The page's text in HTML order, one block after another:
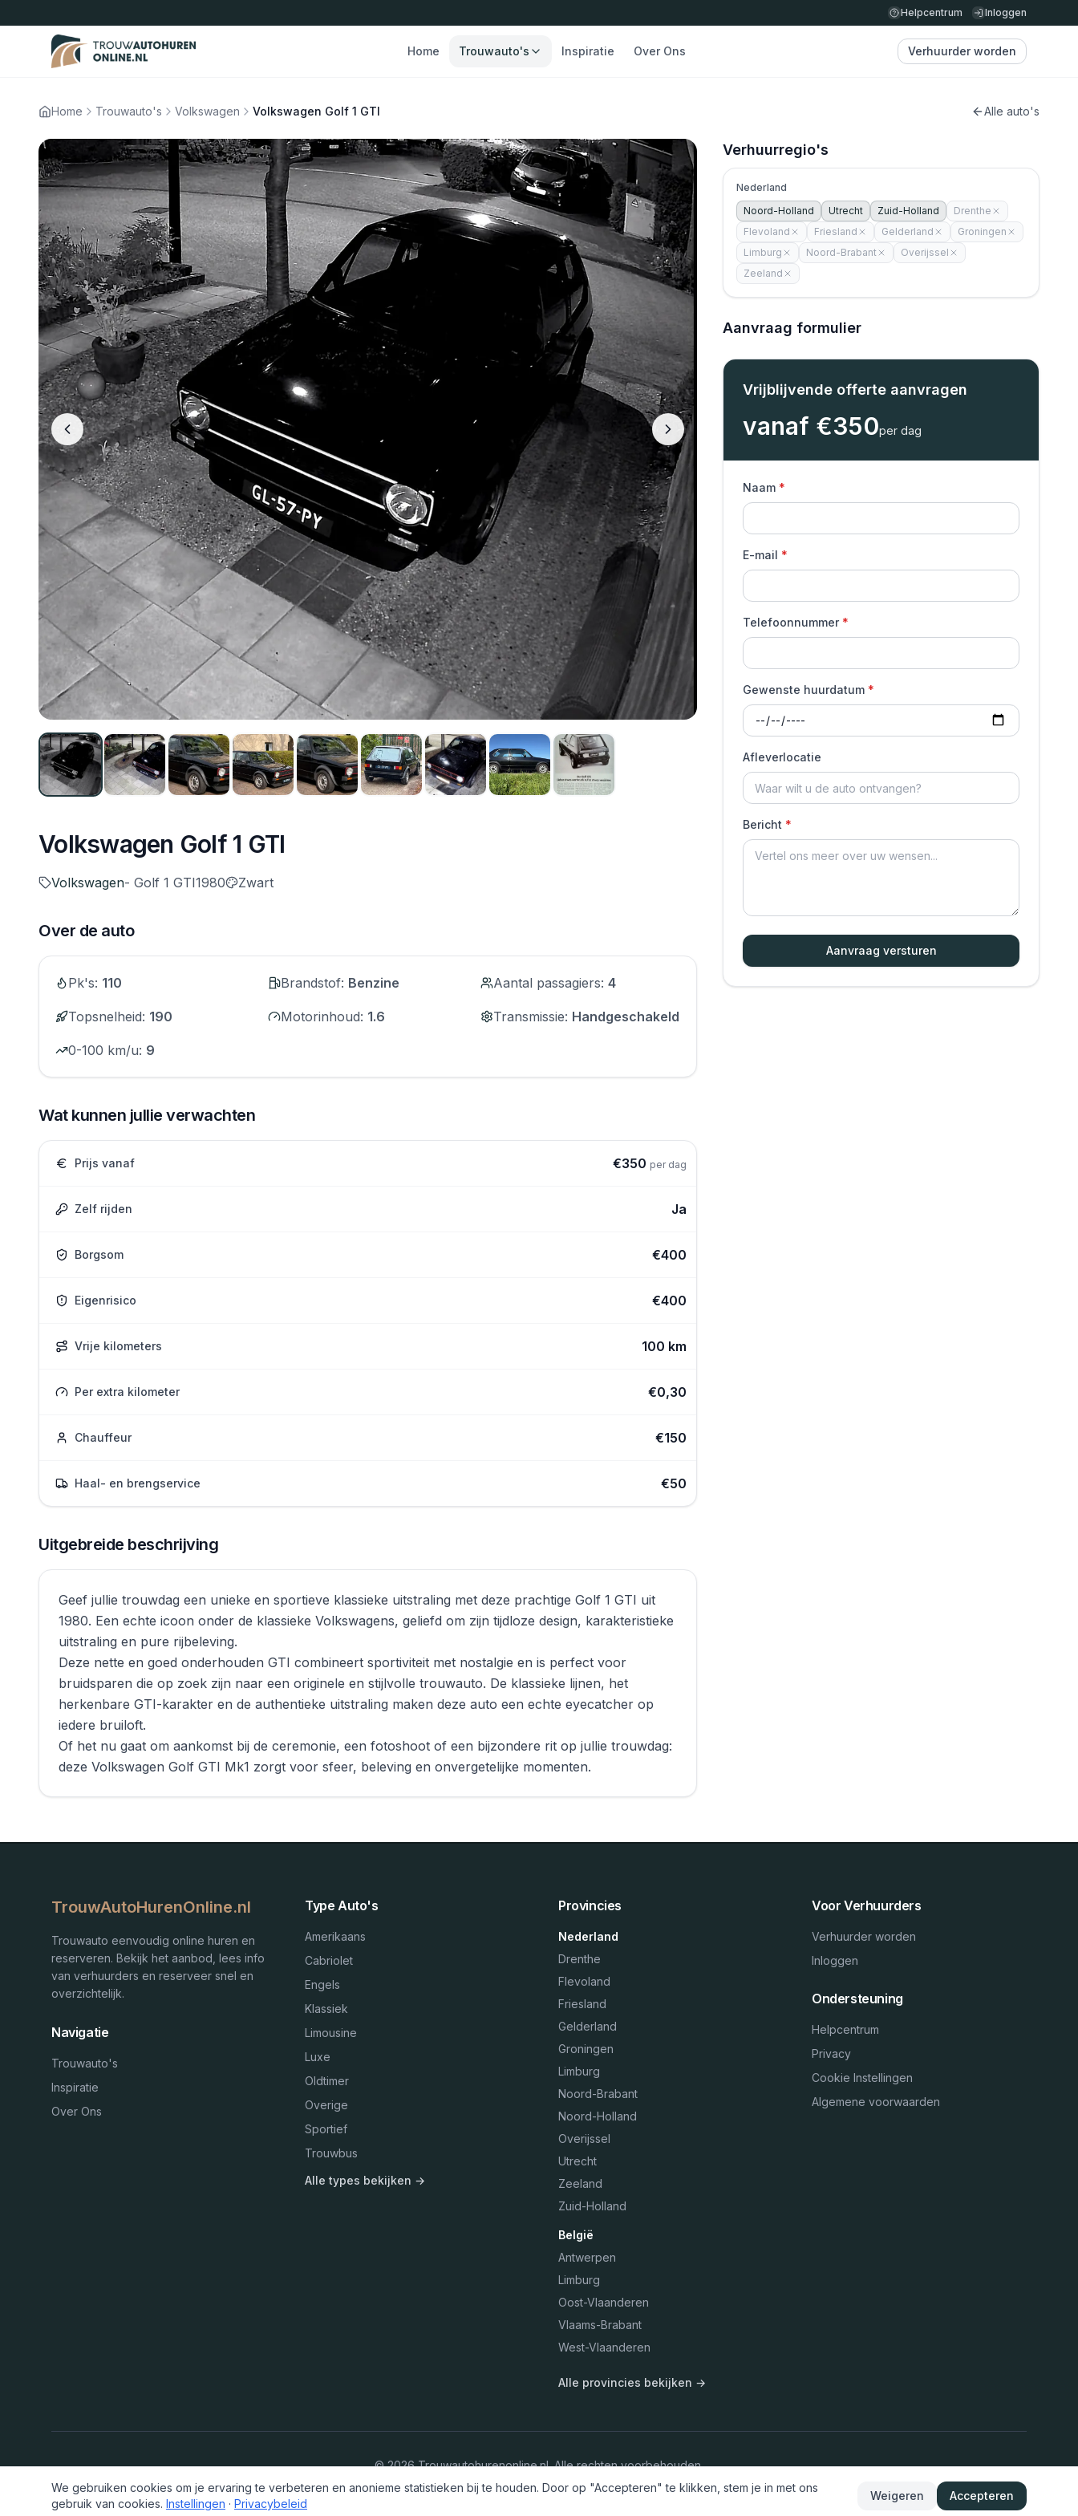
Helpcentrum Inloggen
Home Trouwauto's Inspiratie Over Ons Verhuurder worden
Home Trouwauto's Volkswagen Volkswagen Golf 1 GTI Alle auto's
Volkswagen Golf 1 GTI
Volkswagen- Golf 1 GTI1980 Zwart
Over de auto
Pk's: 110 Brandstof: Benzine Aantal passagiers:4
Topsnelheid: 190 Motorinhoud: 1.6 Transmissie: Handgeschakeld
0-100 km/u: 9
Wat kunnen jullie verwachten
Prijs vanaf €350 per dag
Zelf rijden Ja
Borgsom €400
Eigenrisico €400
Vrije kilometers 100 km
Per extra kilometer €0,30
Chauffeur €150
Haal- en brengservice €50
Uitgebreide beschrijving
Geef jullie trouwdag een unieke en sportieve klassieke uitstraling met deze prachtige Golf 1 GTI uit
1980. Een echte icoon onder de klassieke Volkswagens, geliefd om zijn tijdloze design, karakteristieke
uitstraling en pure rijbeleving.
Deze nette en goed onderhouden GTI combineert sportiviteit met nostalgie en is perfect voor
bruidsparen die op zoek zijn naar een originele en stijlvolle trouwauto. De klassieke lijnen, het
herkenbare GTI-karakter en de authentieke uitstraling maken deze auto een echte eyecatcher op
iedere bruiloft.
Of het nu gaat om aankomst bij de ceremonie, een fotoshoot of een bijzondere rit op jullie trouwdag:
deze Volkswagen Golf GTI Mk1 zorgt voor sfeer, beleving en onvergetelijke momenten.
Verhuurregio's
Nederland
Noord-Holland
Utrecht Zuid-Holland
Drenthe
Flevoland
Friesland Gelderland
Groningen
Limburg
Noord-Brabant
Overijssel
Zeeland
Aanvraag formulier
Vrijblijvende offerte aanvragen
vanaf €350per dag
Naam
E-mail
Telefoonnummer
Gewenste huurdatum
Afleverlocatie
Bericht
Aanvraag versturen
TrouwAutoHurenOnline.nl
Trouwauto eenvoudig online huren en
reserveren. Bekijk het aanbod, lees info
van verhuurders en reserveer snel en
overzichtelijk.
Navigatie
Trouwauto's
Inspiratie
Over Ons
Type Auto's
Amerikaans
Cabriolet
Engels
Klassiek
Limousine
Luxe
Oldtimer
Overige
Sportief
Trouwbus
Alle types bekijken →
Provincies
Nederland
Drenthe
Flevoland
Friesland
Gelderland
Groningen
Limburg
Noord-Brabant
Noord-Holland
Overijssel
Utrecht
Zeeland
Zuid-Holland
België
Antwerpen
Limburg
Oost-Vlaanderen
Vlaams-Brabant
West-Vlaanderen
Alle provincies bekijken →
Voor Verhuurders
Verhuurder worden
Inloggen
Ondersteuning
Helpcentrum
Privacy
Cookie Instellingen
Algemene voorwaarden
©2026 Trouwautohurenonline.nl. Alle rechten voorbehouden.
We gebruiken cookies om je ervaring te verbeteren en anonieme statistieken bij te houden. Door op "Accepteren" te klikken, stem je in met ons
gebruik van cookies. Instellingen · Privacybeleid
Weigeren Accepteren